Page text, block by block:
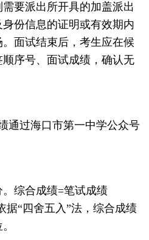
要派出所开具的加盖派出
份信息的证明或有效期内
面试结束后，考生应在候
序号、面试成绩，确认无
通过海口市第一中学公众号
综合成绩=笔试成绩
据“四舍五入”法，综合成绩